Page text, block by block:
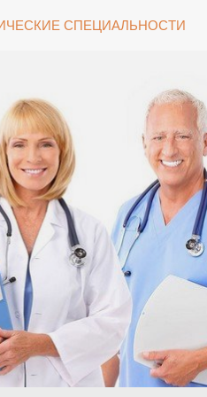
СПЕЦИАЛЬНОСТИ